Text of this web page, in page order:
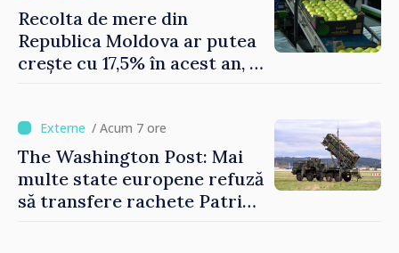
Recolta de mere din
Republica Moldova ar putea
crește cu 17,5% în acest an, în
/ Acum 7 ore
The Washington Post: Mai
multe state europene refuză
să transfere rachete Patriot